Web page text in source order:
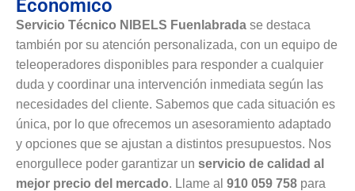
Económico
Servicio Técnico NIBELS Fuenlabrada se destaca
también por su atención personalizada, con un equipo de
teleoperadores disponibles para responder a cualquier
duda y coordinar una intervención inmediata según las
necesidades del cliente. Sabemos que cada situación es
única, por lo que ofrecemos un asesoramiento adaptado
y opciones que se ajustan a distintos presupuestos. Nos
enorgullece poder garantizar un servicio de calidad al
mejor precio del mercado. Llame al 910 059 758 para